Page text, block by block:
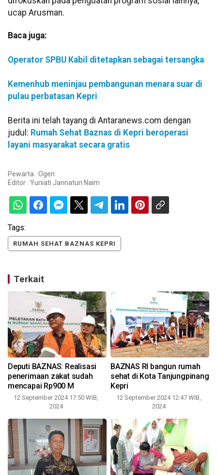
ucap Arusman.
Baca juga:
Operator SPBU Kabil ditetapkan sebagai tersangka
Kemenhub meninjau pembangunan menara suar di
pulau perbatasan Kepri
Berita ini telah tayang di Antaranews.com dengan
judul: Rumah Sehat Baznas di Kepri beroperasi
layani masyarakat secara gratis
Pewarta : Ogen
Editor : Yuniati Jannatun Naim
Tags:
RUMAH SEHAT BAZNAS KEPRI
Terkait
Deputi BAZNAS: Realisasi
penerimaan zakat sudah
mencapai Rp900 M
12 September 2024 17:50 WIB,
2024
BAZNAS RI bangun rumah
sehat di Kota Tanjungpinang
Kepri
12 September 2024 12:47 WIB,
2024